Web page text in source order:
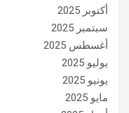
أكتوبر 2025
سبتمبر 2025
أغسطس 2025
يوليو 2025
يونيو 2025
مايو 2025